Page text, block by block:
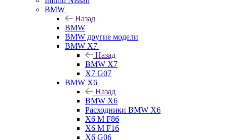
BMW
Назад
BMW
BMW другие модели
BMW X7
Назад
BMW X7
X7 G07
BMW X6
Назад
BMW X6
Расходники BMW X6
X6 M F86
X6 M F16
X6 G06